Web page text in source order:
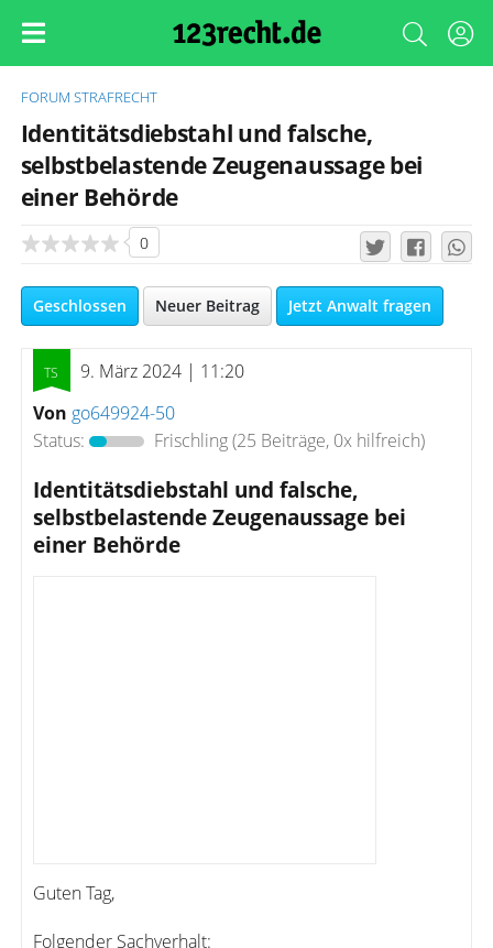
FORUM STRAFRECHT
Identitätsdiebstahl und falsche,
selbstbelastende Zeugenaussage bei
einer Behörde
0
Geschlossen Neuer Beitrag Jetzt Anwalt fragen
9. März 2024 | 11:20
Von go649924-50
Status:
Frischling(25 Beiträge, 0x hilfreich)
Identitätsdiebstahl und falsche,
selbstbelastende Zeugenaussage bei
einer Behörde
Guten Tag,
Folgender Sachverhalt: